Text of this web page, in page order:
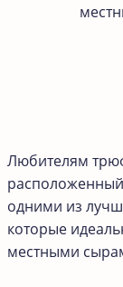
Любителям
одними из
которые
местными